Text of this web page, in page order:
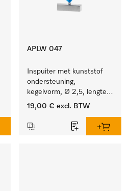
APLW 047
Inspuiter met kunststof
ondersteuning,
kegelvorm, Ø 2,5, lengte
50 mm.
19,00 € excl. BTW